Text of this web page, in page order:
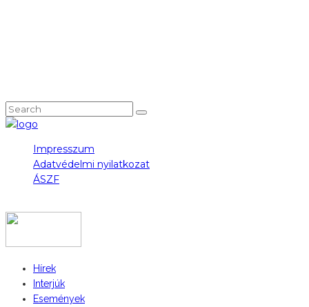
Impresszum
Adatvédelmi nyilatkozat
ÁSZF
Hírek
Interjúk
Események